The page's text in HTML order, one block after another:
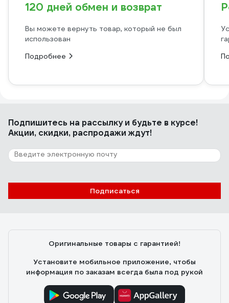
120 дней обмен и возврат
Вы можете вернуть товар, который не был
использован
Подробнее
Подпишитесь на рассылкуи будьте в курсе!
Акции, скидки, распродажи ждут!
Подписаться
Оригинальные товары с гарантией!
Установите мобильное приложение, чтобы
информация по заказам всегда была под рукой